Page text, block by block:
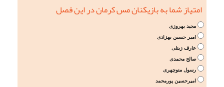
امتیاز شما به بازیکنان مس کرمان در این فصل
مجید بهروزی
امیر حسین بهزادی
عارف زینلی
صالح محمدی
رسول منوچهری
امیرحسین پورمحمد